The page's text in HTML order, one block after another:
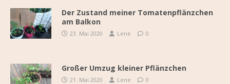
Der Zustand meiner Tomatenpflänzchen
am Balkon
23. Mai 2020 Lene 0
Großer Umzug kleiner Pflänzchen
21. Mai 2020 Lene 0